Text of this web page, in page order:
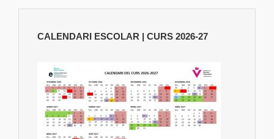
CALENDARI ESCOLAR | CURS 2026-27